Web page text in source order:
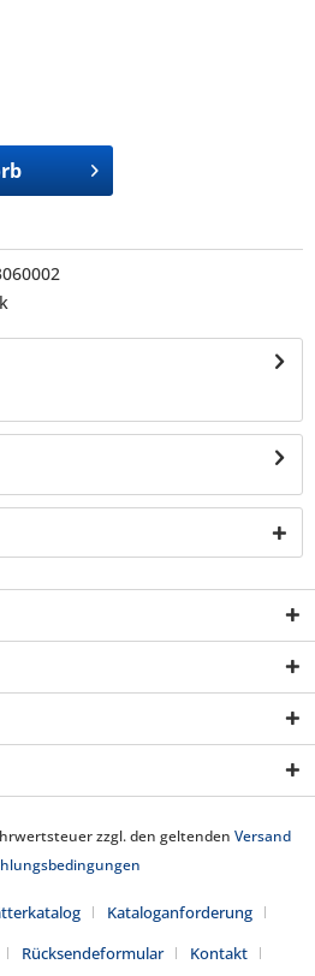
zzgl. den geltenden Versand
Kataloganforderung
Rücksendeformular Kontakt